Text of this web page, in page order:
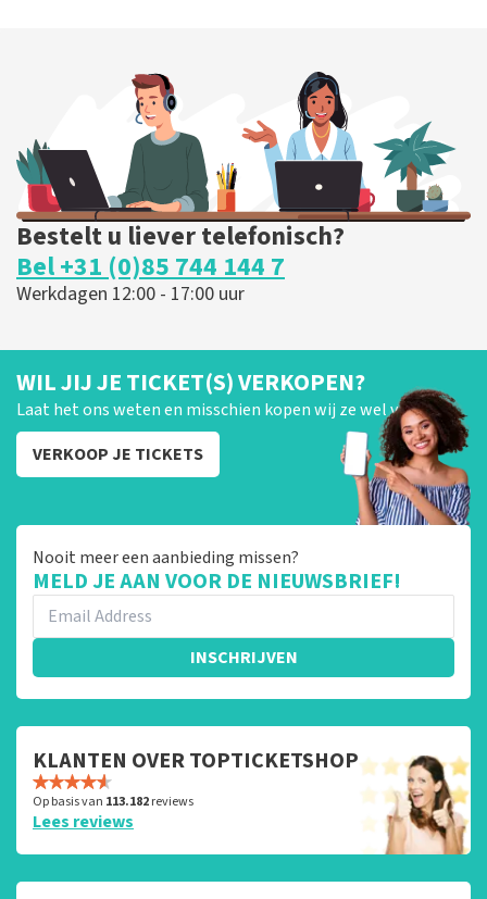
Bestelt u liever telefonisch?
Bel +31 (0)85 744 144 7
Werkdagen 12:00 - 17:00 uur
WIL JIJ JE TICKET(S) VERKOPEN?
Laat het ons weten en misschien kopen wij ze wel van je!
VERKOOP JE TICKETS
Nooit meer een aanbieding missen?
MELD JE AAN VOOR DE NIEUWSBRIEF!
INSCHRIJVEN
KLANTEN OVER TOPTICKETSHOP
Op basis van 113.182reviews
Lees reviews